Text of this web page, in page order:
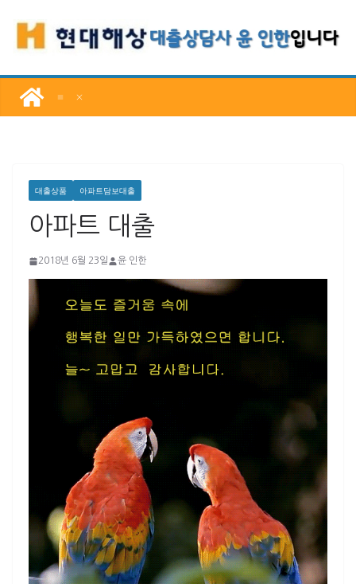
로
너
대출상품 아파트담보대출
아파트 대출
2018년 6월 23일 윤 인한